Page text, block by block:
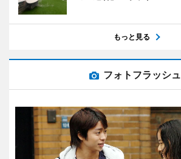
もっと見る
フォトフラッシュ